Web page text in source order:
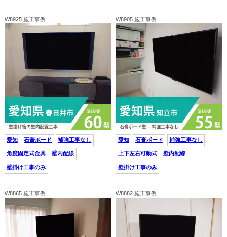
W8925 施工事例
愛知 石膏ボード 補強工事なし
角度固定式金具 壁内配線
壁掛け工事のみ
W8905 施工事例
愛知 石膏ボード 補強工事なし
上下左右可動式 壁内配線
壁掛け工事のみ
W8865 施工事例 W8882 施工事例